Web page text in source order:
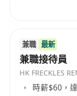
兼職 最新
兼職接待員
HK FRECKLES
時薪$60，